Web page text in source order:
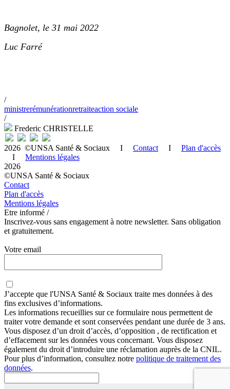
Bagnolet, le 31 mai 2022
Luc Farré
/
ministrerémunérationretraiteaction sociale
/
Frederic CHRISTELLE
2026 ©UNSA Santé & Sociaux I Contact I Plan d'accès
I Mentions légales
2026
©UNSA Santé & Sociaux
Contact
Plan d'accès
Mentions légales
Etre informé /
Inscrivez-vous sans engagement à notre newsletter. Sans obligation
et gratuitement.
Votre email
J’accepte que l'UNSA Santé & Sociaux traite mes données à des
fins exclusives d’informations.
Les informations recueillies sur ce formulaire nous permettent de
traiter votre demande et sont conservées pendant une durée de 3 ans.
Vous disposez d’un droit d’accès, d’opposition , de rectification et
d’effacement sur les données vous concernant. Vous disposez
également du droit d’introduire une réclamation auprès de la CNIL.
Pour plus d’information, consultez notre politique de traitement des
données.